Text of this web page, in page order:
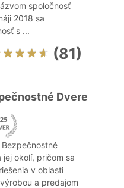
spoločnosť
2018 sa
s ...
(81)
Dvere
jej okolí, pričom sa
v oblasti
a predajom